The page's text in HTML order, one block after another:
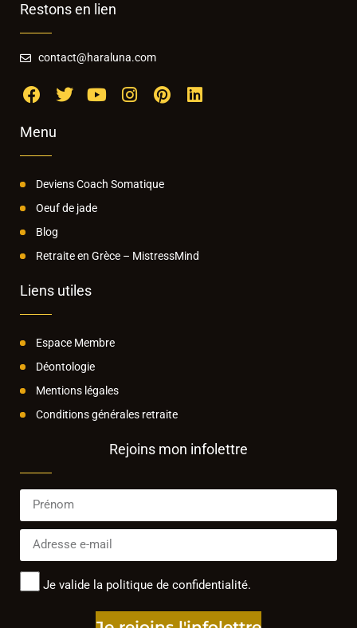
Restons en lien
contact@haraluna.com
Menu
Deviens Coach Somatique
Oeuf de jade
Blog
Retraite en Grèce – MistressMind
Liens utiles
Espace Membre
Déontologie
Mentions légales
Conditions générales retraite
Rejoins mon infolettre
Je valide la politique de confidentialité.